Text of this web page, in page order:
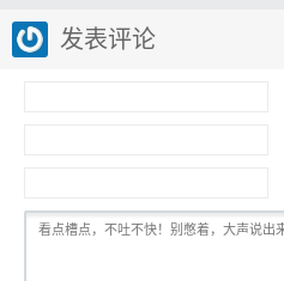
发表评论